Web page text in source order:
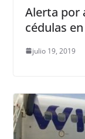
Alerta por
cédulas
julio 19, 2019